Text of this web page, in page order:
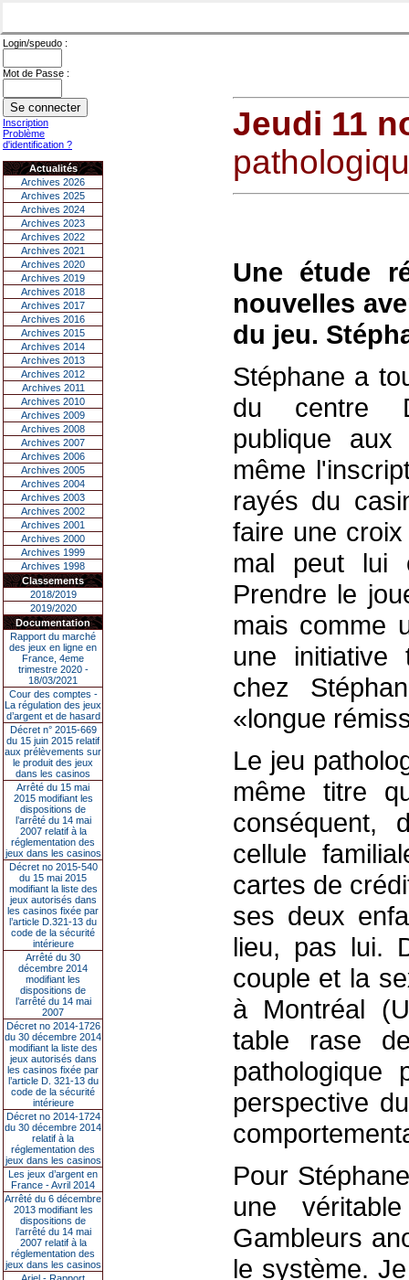
Login/speudo :
Mot de Passe :
Inscription
Problème
d'identification ?
Actualités
Archives 2026
Archives 2025
Archives 2024
Archives 2023
Archives 2022
Archives 2021
Archives 2020
Archives 2019
Archives 2018
Archives 2017
Archives 2016
Archives 2015
Archives 2014
Archives 2013
Archives 2012
Archives 2011
Archives 2010
Archives 2009
Archives 2008
Archives 2007
Archives 2006
Archives 2005
Archives 2004
Archives 2003
Archives 2002
Archives 2001
Archives 2000
Archives 1999
Archives 1998
Classements
2018/2019
2019/2020
Documentation
Rapport du marché
des jeux en ligne en
France, 4eme
trimestre 2020 -
18/03/2021
Cour des comptes -
La régulation des jeux
d’argent et de hasard
Décret n° 2015-669
du 15 juin 2015 relatif
aux prélèvements sur
le produit des jeux
dans les casinos
Arrêté du 15 mai
2015 modifiant les
dispositions de
l’arrêté du 14 mai
2007 relatif à la
réglementation des
jeux dans les casinos
Décret no 2015-540
du 15 mai 2015
modifiant la liste des
jeux autorisés dans
les casinos fixée par
l’article D.321-13 du
code de la sécurité
intérieure
Arrêté du 30
décembre 2014
modifiant les
dispositions de
l’arrêté du 14 mai
2007
Décret no 2014-1726
du 30 décembre 2014
modifiant la liste des
jeux autorisés dans
les casinos fixée par
l’article D. 321-13 du
code de la sécurité
intérieure
Décret no 2014-1724
du 30 décembre 2014
relatif à la
réglementation des
jeux dans les casinos
Les jeux d’argent en
France - Avril 2014
Arrêté du 6 décembre
2013 modifiant les
dispositions de
l’arrêté du 14 mai
2007 relatif à la
réglementation des
jeux dans les casinos
Jeudi 11
Une étude
nouvelles
du jeu.
Stéphane a
du centre
publique
même
rayés du
faire une
mal peut lui
Prendre le
mais comme
une initiative
chez
«longue
Le jeu
même titre
conséquent,
cellule
cartes de
ses deux
lieu, pas lui.
couple et la
à Montréal
table rase
perspective
Pour
une
Gambleurs
le système.